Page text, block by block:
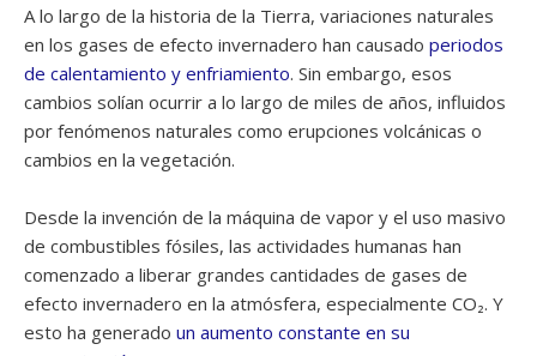
A lo largo de la historia de la Tierra, variaciones naturales
en los gases de efecto invernadero han causado periodos
de calentamiento y enfriamiento. Sin embargo, esos
cambios solían ocurrir a lo largo de miles de años, influidos
por fenómenos naturales como erupciones volcánicas o
cambios en la vegetación.
Desde la invención de la máquina de vapor y el uso masivo
de combustibles fósiles, las actividades humanas han
comenzado a liberar grandes cantidades de gases de
efecto invernadero en la atmósfera, especialmente CO₂. Y
esto ha generado un aumento constante en su